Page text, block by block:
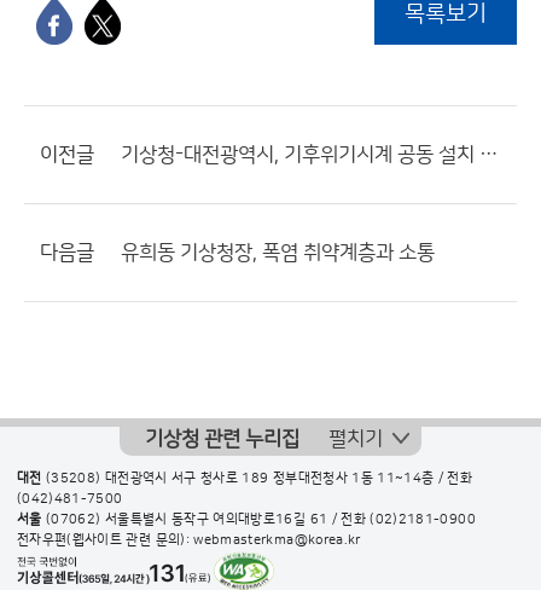
목록보기
이전글 기상청-대전광역시, 기후위기시계 공동 설치 제막식
다음글 유희동 기상청장, 폭염 취약계층과 소통
기상청 관련 누리집 펼치기
대전 (35208) 대전광역시 서구 청사로 189 정부대전청사 1동 11~14층 / 전화
(042)481-7500
서울 (07062) 서울특별시 동작구 여의대방로16길 61 / 전화(02)2181-0900
전자우편(웹사이트 관련 문의): webmasterkma@korea.kr